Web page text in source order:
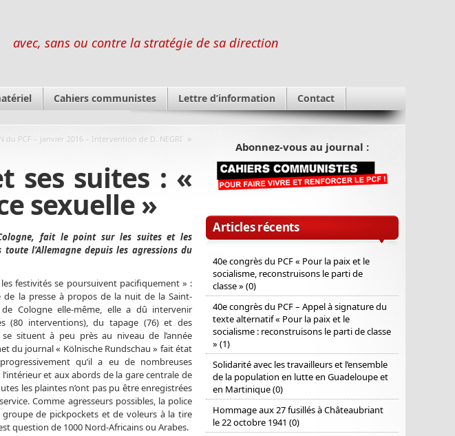
avec, sans ou contre la stratégie de sa direction
Cahiers communistes Lettre d’information Contact
du PCF – janvier 2016 – Intervention de D. NEGRI »
ses suites : «
sexuelle »
fait le point sur les suites et les
l’Allemagne depuis les agressions du
festivités se poursuivent pacifiquement » :
la presse à propos de la nuit de la Saint-
Cologne elle-même, elle a dû intervenir
(80 interventions), du tapage (76) et des
situent à peu près au niveau de l’année
du journal « Kölnische Rundschau » fait état
qu’il a eu de nombreuses
et aux abords de la gare centrale de
les plaintes n’ont pas pu être enregistrées
Comme agresseurs possibles, la police
de pickpockets et de voleurs à la tire
question de 1000 Nord-Africains ou Arabes.
Abonnez-vous au journal :
Articles récents
40e congrès du PCF « Pour la paix et le
socialisme, reconstruisons le parti de
classe » (0)
40e congrès du PCF – Appel à signature du
texte alternatif « Pour la paix et le
socialisme : reconstruisons le parti de classe
» (1)
Solidarité avec les travailleurs et l’ensemble
de la population en lutte en Guadeloupe et
en Martinique (0)
Hommage aux 27 fusillés à Châteaubriant
le 22 octobre 1941 (0)